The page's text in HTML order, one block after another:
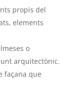
propis del
elements
o
arquitectònic.
façana que